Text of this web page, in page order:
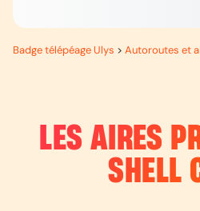
Badge télépéage Ulys > Autoroutes et
LES AIRES
SHELL